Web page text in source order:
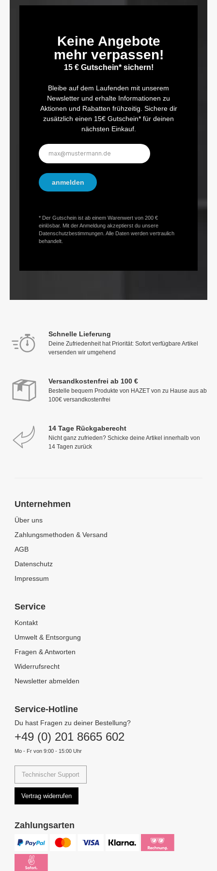
Keine Angebote
mehr verpassen!
15 € Gutschein* sichern!
Bleibe auf dem Laufenden mit unserem
Newsletter und erhalte Informationen zu
Aktionen und Rabatten frühzeitig. Sichere dir
zusätzlich einen 15€ Gutschein* für deinen
nächsten Einkauf.
E-
Mail-
Adresse*
anmelden
* Der Gutschein ist ab einem Warenwert von 200 €
einlösbar. Mit der Anmeldung akzeptierst du unsere
Datenschutzbestimmungen. Alle Daten werden vertraulich
behandelt.
Schnelle Lieferung
Deine Zufriedenheit hat Priorität: Sofort verfügbare Artikel
versenden wir umgehend
Versandkostenfrei ab 100 €
Bestelle bequem Produkte von HAZET von zu Hause aus ab
100€ versandkostenfrei
14 Tage Rückgaberecht
Nicht ganz zufrieden? Schicke deine Artikel innerhalb von
14 Tagen zurück
Unternehmen
Über uns
Zahlungsmethoden & Versand
AGB
Datenschutz
Impressum
Service
Kontakt
Umwelt & Entsorgung
Fragen & Antworten
Widerrufsrecht
Newsletter abmelden
Service-Hotline
Du hast Fragen zu deiner Bestellung?
+49 (0) 201 8665 602
Mo - Fr von 9:00 - 15:00 Uhr
Technischer Support
Vertrag widerrufen
Zahlungsarten